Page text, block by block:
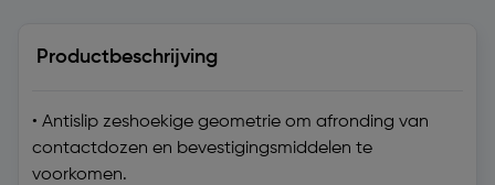
Productbeschrijving
• Antislip zeshoekige geometrie om afronding van
contactdozen en bevestigingsmiddelen te
voorkomen.